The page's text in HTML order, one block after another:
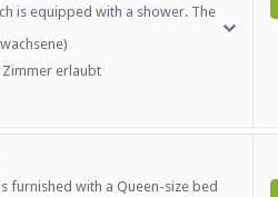
is equipped with a shower. The
with satellite channels, hairdryer,
erlaubt
furnished with a Queen-size bed